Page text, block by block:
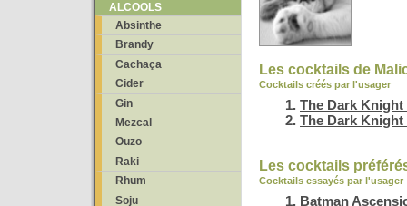
ALCOOLS
Absinthe
Brandy
Cachaça
Cider
Gin
Mezcal
Ouzo
Raki
Rhum
Soju
Les cocktails de
Cocktails créés par l'usager
The Dark
The Dark
Les cocktails
Cocktails essayés par l'usager
Batman